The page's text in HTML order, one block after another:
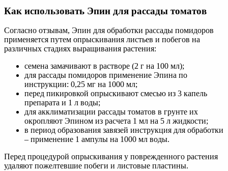
Как использовать Эпин для рассады томатов
Согласно отзывам, Эпин для обработки рассады помидоров
применяется путем опрыскивания листьев и побегов на
различных стадиях выращивания растения:
семена замачивают в растворе (2 г на 100 мл);
для рассады помидоров применение Эпина по
инструкции: 0,25 мг на 1000 мл;
перед пикировкой опрыскивают смесью из 3 капель
препарата и 1 л воды;
для акклиматизации рассады томатов в грунте их
окропляют Эпином из расчета 1 мл на 5 л жидкости;
в период образования завязей инструкция для обработки
– применение 1 ампулы на 1000 мл воды.
Перед процедурой опрыскивания у поврежденного растения
удаляют пожелтевшие побеги и листовые пластины.